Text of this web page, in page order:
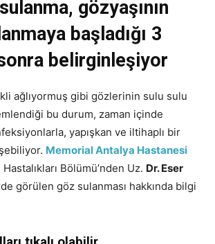
gözyaşının
başladığı 3
belirginleşiyor
ağlıyormuş gibi gözlerinin sulu sulu
bu durum, zaman içinde
yapışkan ve iltihaplı bir
Memorial Antalya Hastanesi
Hastalıkları Bölümü’nden Uz. Dr. Eser
görülen göz sulanması hakkında bilgi